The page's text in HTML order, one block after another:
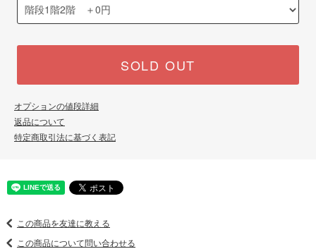
SOLD OUT
オプションの値段詳細
返品について
特定商取引法に基づく表記
この商品を友達に教える
この商品について問い合わせる